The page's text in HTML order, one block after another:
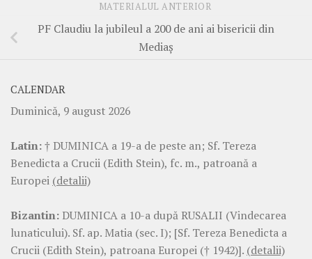
MATERIALUL ANTERIOR
PF Claudiu la jubileul a 200 de ani ai bisericii din
Mediaș
CALENDAR
Duminică, 9 august 2026
Latin:† DUMINICA a 19-a de peste an; Sf. Tereza
Benedicta a Crucii (Edith Stein), fc. m., patroană a
Europei (detalii)
Bizantin: DUMINICA a 10-a după RUSALII (Vindecarea
lunaticului). Sf. ap. Matia (sec. I); [Sf. Tereza Benedicta a
Crucii (Edith Stein), patroana Europei († 1942)]. (detalii)